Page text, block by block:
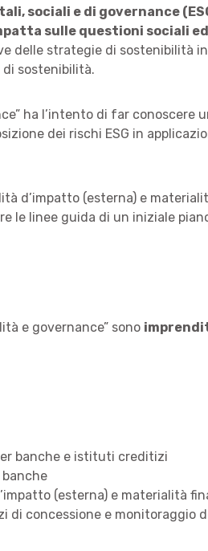
sociali e di governance
sulle questioni sociali
delle strategie di sostenibilità
sostenibilità.
ha l’intento di far
dei rischi ESG in
d’impatto (esterna) e
le linee guida di un iniziale
e governance” sono
banche e istituti creditizi
banche
(esterna) e materialità
di concessione e monitoraggio